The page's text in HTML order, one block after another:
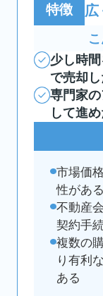
特徴
広
少し時
で売却
専門家
して進
市場価
性がある
不動産
契約手
複数の
り有利
ある